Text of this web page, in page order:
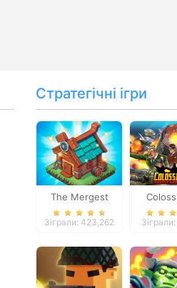
Стратегічні ігри
The Mergest
Kingdom
Зіграли: 423,262